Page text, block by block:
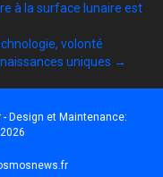
à la surface lunaire est
volonté
uniques →
- Design et Maintenance: